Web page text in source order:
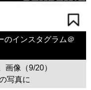
のインスタグラム＠
画像（9/20）
写真に